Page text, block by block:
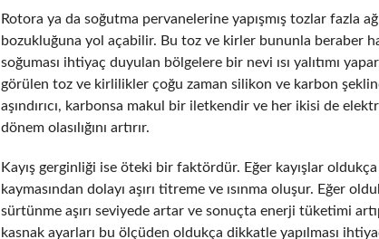
Rotora ya da soğutma pervanelerine yapışmış tozlar fazla
bozukluğuna yol açabilir. Bu toz ve kirler bununla beraber
soğuması ihtiyaç duyulan bölgelere bir nevi ısı yalıtımı
görülen toz ve kirlilikler çoğu zaman silikon ve karbon
aşındırıcı, karbonsa makul bir iletkendir ve her ikisi de
dönem olasılığını artırır.
Kayış gerginliği ise öteki bir faktördür. Eğer kayışlar oldukça
kaymasından dolayı aşırı titreme ve ısınma oluşur. Eğer
sürtünme aşırı seviyede artar ve sonuçta enerji tüketimi
kasnak ayarları bu ölçüden oldukça dikkatle yapılması